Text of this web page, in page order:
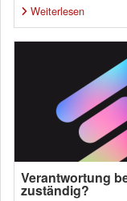
Weiterlesen
Verantwortung
zuständig?